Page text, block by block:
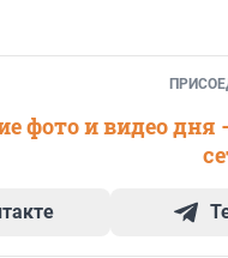
фото и видео